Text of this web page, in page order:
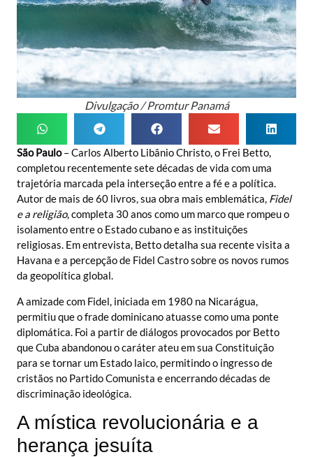
Divulgação / Promtur Panamá
São Paulo– Carlos Alberto Libânio Christo, o Frei Betto,
completou recentemente sete décadas de vida com uma
trajetória marcada pela interseção entre a fé e a política.
Autor de mais de 60 livros, sua obra mais emblemática, Fidel
e a religião, completa 30 anos como um marco que rompeu o
isolamento entre o Estado cubano e as instituições
religiosas. Em entrevista, Betto detalha sua recente visita a
Havana e a percepção de Fidel Castro sobre os novos rumos
da geopolítica global.
A amizade com Fidel, iniciada em 1980 na Nicarágua,
permitiu que o frade dominicano atuasse como uma ponte
diplomática. Foi a partir de diálogos provocados por Betto
que Cuba abandonou o caráter ateu em sua Constituição
para se tornar um Estado laico, permitindo o ingresso de
cristãos no Partido Comunista e encerrando décadas de
discriminação ideológica.
A mística revolucionária e a
herança jesuíta